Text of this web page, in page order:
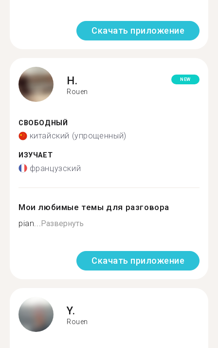
Скачать приложение
H.
Rouen
NEW
СВОБОДНЫЙ
китайский (упрощенный)
ИЗУЧАЕТ
французский
Мои любимые темы для разговора
pian... Развернуть
Скачать приложение
Y.
Rouen